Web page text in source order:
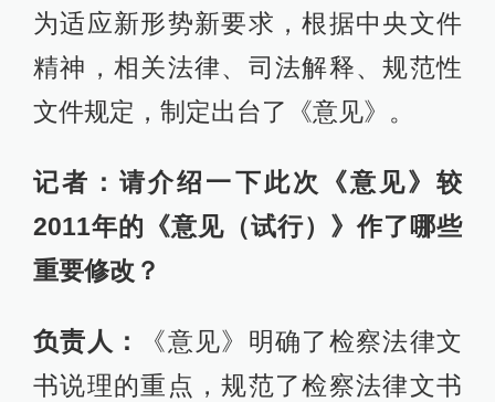
为适应新形势新要求，根据中央文件
精神，相关法律、司法解释、规范性
文件规定，制定出台了《意见》。
记者：请介绍一下此次《意见》较
2011年的《意见（试行）》作了哪些
重要修改？
负责人：
《意见》明确了检察法律文
书说理的重点，规范了检察法律文书